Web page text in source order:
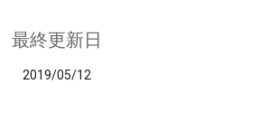
最終更新日
2019/05/12